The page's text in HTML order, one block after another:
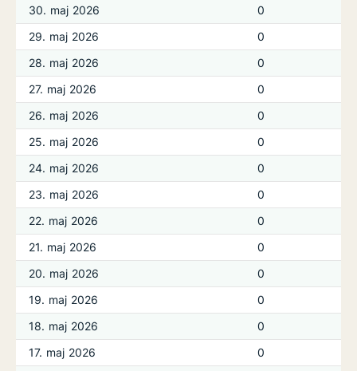
30. maj 2026
0
29. maj 2026
0
28. maj 2026
0
27. maj 2026
0
26. maj 2026
0
25. maj 2026
0
24. maj 2026
0
23. maj 2026
0
22. maj 2026
0
21. maj 2026
0
20. maj 2026
0
19. maj 2026
0
18. maj 2026
0
17. maj 2026
0